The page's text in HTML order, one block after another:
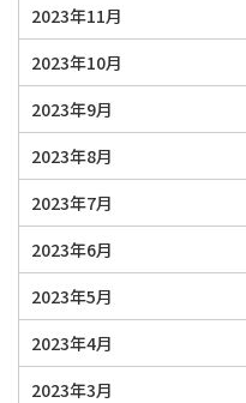
2023年11月
2023年10月
2023年9月
2023年8月
2023年7月
2023年6月
2023年5月
2023年4月
2023年3月